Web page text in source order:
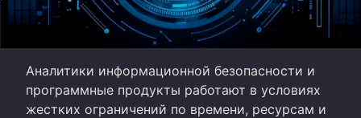
Аналитики информационной безопасности и
программные продукты работают в условиях
жестких ограничений по времени, ресурсам и